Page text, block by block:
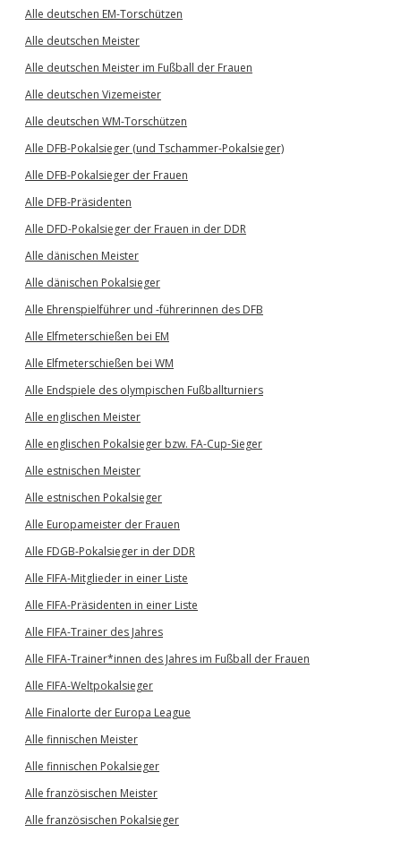
Alle deutschen EM-Torschützen
Alle deutschen Meister
Alle deutschen Meister im Fußball der Frauen
Alle deutschen Vizemeister
Alle deutschen WM-Torschützen
Alle DFB-Pokalsieger (und Tschammer-Pokalsieger)
Alle DFB-Pokalsieger der Frauen
Alle DFB-Präsidenten
Alle DFD-Pokalsieger der Frauen in der DDR
Alle dänischen Meister
Alle dänischen Pokalsieger
Alle Ehrenspielführer und -führerinnen des DFB
Alle Elfmeterschießen bei EM
Alle Elfmeterschießen bei WM
Alle Endspiele des olympischen Fußballturniers
Alle englischen Meister
Alle englischen Pokalsieger bzw. FA-Cup-Sieger
Alle estnischen Meister
Alle estnischen Pokalsieger
Alle Europameister der Frauen
Alle FDGB-Pokalsieger in der DDR
Alle FIFA-Mitglieder in einer Liste
Alle FIFA-Präsidenten in einer Liste
Alle FIFA-Trainer des Jahres
Alle FIFA-Trainer*innen des Jahres im Fußball der Frauen
Alle FIFA-Weltpokalsieger
Alle Finalorte der Europa League
Alle finnischen Meister
Alle finnischen Pokalsieger
Alle französischen Meister
Alle französischen Pokalsieger